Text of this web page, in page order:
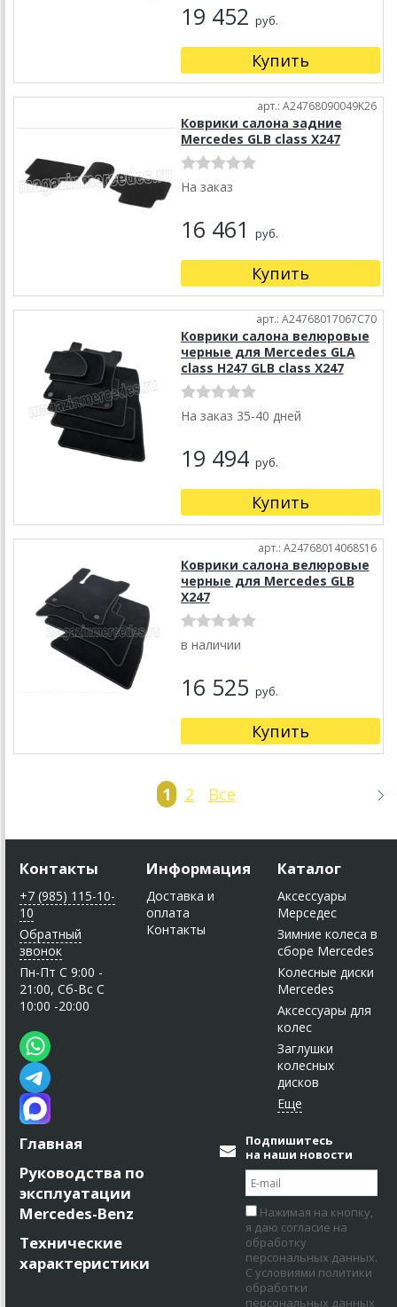
19 452 руб.
Купить
арт.: A24768090049K26
Коврики салона задние
Mercedes GLB class X247
На заказ
16 461 руб.
Купить
арт.: A24768017067C70
Коврики салона велюровые
черные для Mercedes GLA
class H247 GLB class X247
На заказ 35-40 дней
19 494 руб.
Купить
арт.: A24768014068S16
Коврики салона велюровые
черные для Mercedes GLB
X247
в наличии
16 525 руб.
Купить
1 2 Все
Контакты
+7 (985) 115-10-
10
Обратный
звонок
Пн-Пт C 9:00 -
21:00, Сб-Вс С
10:00 -20:00
Информация
Доставка и
оплата
Контакты
Каталог
Аксессуары
Мерседес
Зимние колеса в
сборе Mercedes
Колесные диски
Mercedes
Аксессуары для
колес
Заглушки
колесных
дисков
Главная
Руководства по
эксплуатации
Mercedes-Benz
Технические
характеристики
Подпишитесь
на наши новости
Нажимая на кнопку,
я даю согласие на
обработку
персональных данных.
С условиями политики
обработки
персональных данных